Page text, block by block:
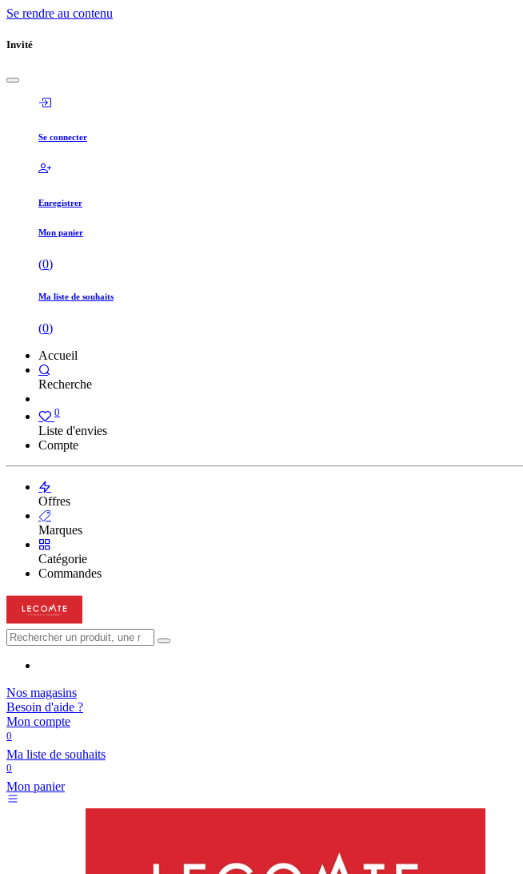
Se rendre au contenu
Invité
Se connecter
Enregistrer
Mon panier
(0)
Ma liste de souhaits
(0)
Accueil
Recherche
0
Liste d'envies
Compte
Offres
Marques
Catégorie
Commandes
Nos magasins
Besoin d'aide ?
Mon compte
0
Ma liste de souhaits
0
Mon panier